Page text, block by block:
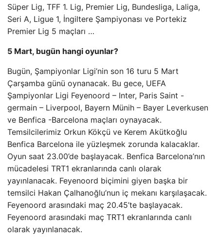
Süper Lig, TFF 1. Lig, Premier Lig, Bundesliga, Laliga,
Seri A, Ligue 1, İngiltere Şampiyonası ve Portekiz
Premier Lig 5 maçları …
5 Mart, bugün hangi oyunlar?
Bugün, Şampiyonlar Ligi’nin son 16 turu 5 Mart
Çarşamba günü oynanacak. Bu gece, UEFA
Şampiyonlar Ligi Feyenoord – Inter, Paris Saint -
germain – Liverpool, Bayern Münih – Bayer Leverkusen
ve Benfica -Barcelona maçları oynayacak.
Temsilcilerimiz Orkun Kökçü ve Kerem Akütkoğlu
Benfica Barcelona ile yüzleşmek zorunda kalacaklar.
Oyun saat 23.00’de başlayacak. Benfica Barcelona’nın
mücadelesi TRT1 ekranlarında canlı olarak
yayınlanacak. Feyenoord biçimini giyen başka bir
temsilci Hakan Çalhanoğlu’nun iç mekanı karşılaşacak.
Feyenoord arasındaki maç 20.45’te başlayacak.
Feyenoord arasındaki maç TRT1 ekranlarında canlı
olarak yayınlanacak.